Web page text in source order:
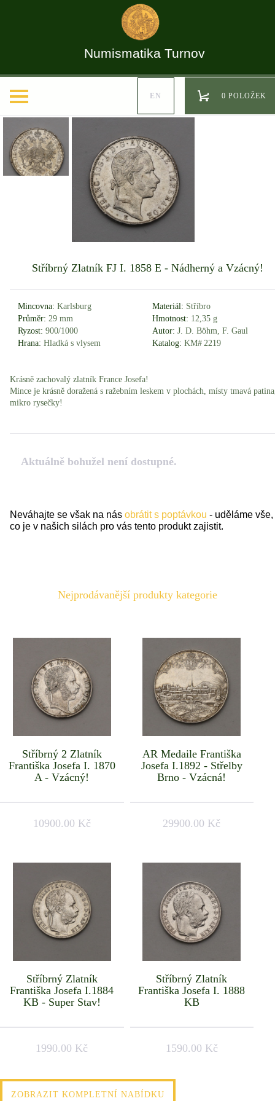
Numismatika Turnov
EN 0 POLOŽEK
Stříbrný Zlatník FJ I. 1858 E - Nádherný a Vzácný!
Mincovna: Karlsburg Materiál: Stříbro
Průměr: 29 mm Hmotnost: 12,35 g
Ryzost: 900/1000 Autor: J. D. Böhm, F. Gaul
Hrana: Hladká s vlysem Katalog: KM# 2219
Krásně zachovalý zlatník France Josefa!
Mince je krásně doražená s ražebním leskem v plochách, místy tmavá
mikro rysečky!
Aktuálně bohužel není dostupné.
Neváhajte se však na nás obrátit s poptávkou - uděláme vše,
co je v našich silách pro vás tento produkt zajistit.
Nejprodávanější produkty kategorie
Stříbrný 2 Zlatník
Františka Josefa I. 1870
A - Vzácný!
10900.00 Kč
AR Medaile Františka
Josefa I.1892 - Střelby
Brno - Vzácná!
29900.00 Kč
Stříbrný Zlatník
Františka Josefa I.1884
KB - Super Stav!
1990.00 Kč
Stříbrný Zlatník
Františka Josefa I. 1888
KB
1590.00 Kč
ZOBRAZIT KOMPLETNÍ NABÍDKU